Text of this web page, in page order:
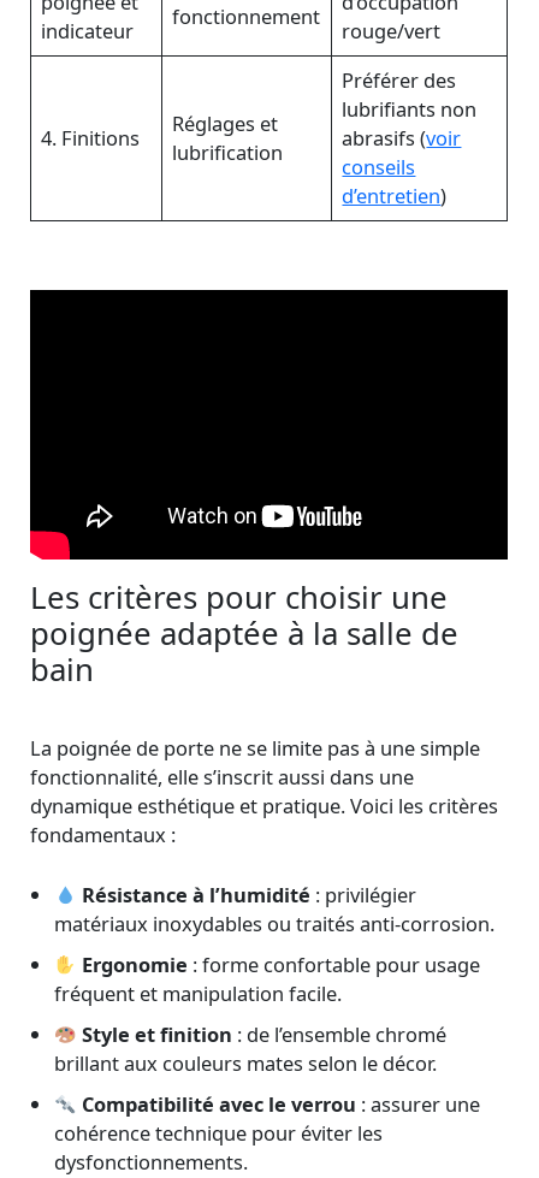
indicateur
fonctionnement
rouge/vert
4. Finitions
Réglages et
lubrification
Préférer des
lubrifiants non
abrasifs (voir
conseils
d’entretien)
Les critères pour choisir une
poignée adaptée à la salle de
bain
La poignée de porte ne se limite pas à une simple
fonctionnalité, elle s’inscrit aussi dans une
dynamique esthétique et pratique. Voici les critères
fondamentaux :
Résistance à l’humidité : privilégier
matériaux inoxydables ou traités anti-corrosion.
Ergonomie : forme confortable pour usage
fréquent et manipulation facile.
Style et finition : de l’ensemble chromé
brillant aux couleurs mates selon le décor.
Compatibilité avec le verrou : assurer une
cohérence technique pour éviter les
dysfonctionnements.